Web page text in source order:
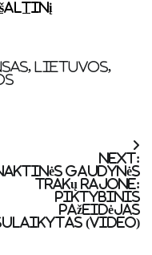
šaltinį
, Lietuvos,
Next:
gaudynės
Trakų rajone:
piktybinis
pažeidėjas
(video)